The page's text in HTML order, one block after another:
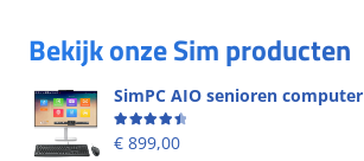
Bekijk onze Sim producten
SimPC AIO senioren computer
Beoordeling
€ 899,00